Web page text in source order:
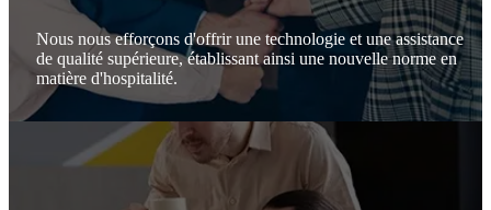
Nous nous efforçons d'offrir une technologie et une assistance
de qualité supérieure, établissant ainsi une nouvelle norme en
matière d'hospitalité.